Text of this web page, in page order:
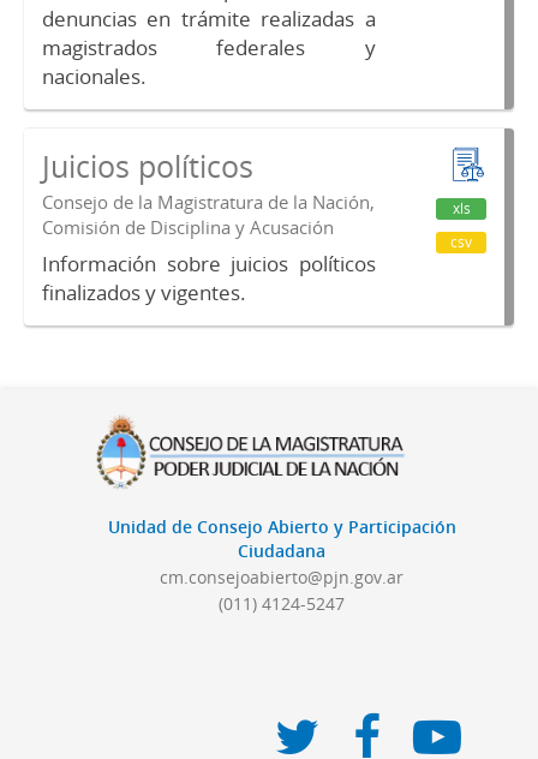
denuncias en trámite realizadas a
magistrados federales y
nacionales.
Juicios políticos
Consejo de la Magistratura de la Nación,
Comisión de Disciplina y Acusación
Información sobre juicios políticos
finalizados y vigentes.
xls
csv
Unidad de Consejo Abierto y Participación
Ciudadana
cm.consejoabierto@pjn.gov.ar
(011) 4124-5247